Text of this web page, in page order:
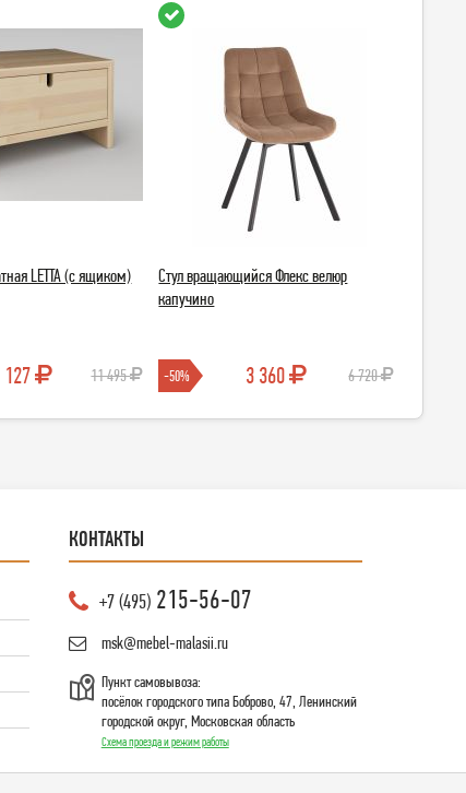
LETTA (с ящиком)
127 11 495
Стул вращающийся Флекс велюр
капучино
-50% 3 360 6 720
КОНТАКТЫ
+7 (495)215-56-07
msk@mebel-malasii.ru
Пункт самовывоза:
посёлок городского типа Боброво, 47, Ленинский
городской округ, Московская область
Схема проезда и режим работы